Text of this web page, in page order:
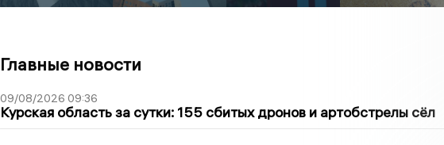
Главные новости
09/08/2026 09:36
Курская область за сутки: 155 сбитых дронов и артобстрелы сёл